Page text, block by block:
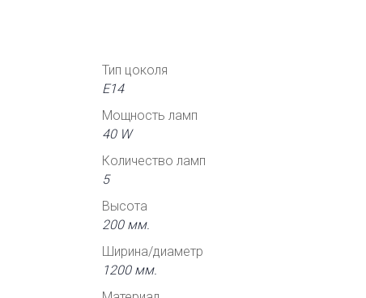
Тип цоколя
Е14
Мощность ламп
40 W
Количество ламп
5
Высота
200 мм.
Ширина/диаметр
1200 мм.